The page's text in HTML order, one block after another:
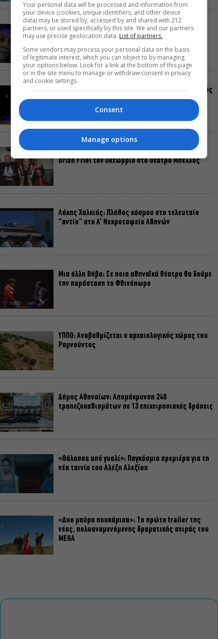
Artist Unknown – Η Ήβη ήταν εδώ: Η
συγκλονιστική ιστορία της ζωγράφου Ήβης
Στάγκαλη στο Δημοτικό Θέατρο Πειραιά
Conduit Ensemble: Ανοιχτό κάλεσμα σε μουσικούς
για τη δημιουργία ορχήστρας δωματίου
Ο Θαυματοποιός: Το έργο του πολυβραβευμένου
Brian Friel τον Οκτώβριο στο Θέατρο Μπέλλος
Λάκης Χαλκιάς: Πλήθος κόσμου στο τελευταίο
“αντίο” στο Α’ Νεκροταφείο Αθηνών
Μια άλλη Θήβα: Σε ποια αθηναϊκά θέατρα θα δούμε
την παράσταση το Φθινόπωρο
ΥΠΠΟ: Αναβαθμίζεται ο αρχαιολογικός χώρος του
Ραμνούντος
Δήμος Αθηναίων: Απομάκρυνση 240
τραπεζοκαθισμάτων σε 13 επιχειρησιακές δράσεις
«Θάλασσα από γυαλί»: Παγκόσμια πρεμιέρα για τη
νέα ταινία του Αλέξη Αλεξίου
«Δυο μαύρα πουκάμισα»: Το πρώτο trailer της
νέας, πολυαναμενόμενης δραματικής σειράς του
MEGA
Your personal data will be processed and information from
your device (cookies, unique identifiers, and other device
data) may be stored by, accessed by and shared with 212
partners, or used specifically by this site. We and our partners
may use precise geolocation data. List of partners.
Some vendors may process your personal data on the basis
of legitimate interest, which you can object to by managing
your options below. Look for a link at the bottom of this page
or in the site menu to manage or withdraw consent in privacy
and cookie settings.
Consent
Manage options